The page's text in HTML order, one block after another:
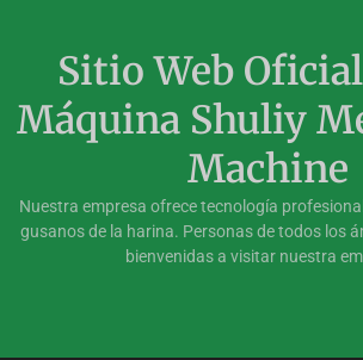
Sitio Web
Máquina Shuliy
Machine
Nuestra empresa ofrece tecnología
gusanos de la harina. Personas de todos los
bienvenidas a visitar nuestra